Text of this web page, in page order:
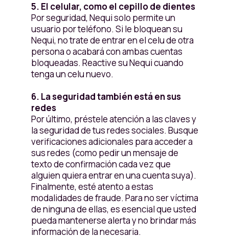
5. El celular, como el cepillo de dientes
Por seguridad, Nequi solo permite un
usuario por teléfono. Si le bloquean su
Nequi, no trate de entrar en el celu de otra
persona o acabará con ambas cuentas
bloqueadas. Reactive su Nequi cuando
tenga un celu nuevo.
6. La seguridad también está en sus
redes
Por último, préstele atención a las claves y
la seguridad de tus redes sociales. Busque
verificaciones adicionales para acceder a
sus redes (como pedir un mensaje de
texto de confirmación cada vez que
alguien quiera entrar en una cuenta suya).
Finalmente, esté atento a estas
modalidades de fraude. Para no ser víctima
de ninguna de ellas, es esencial que usted
pueda mantenerse alerta y no brindar más
información de la necesaria.